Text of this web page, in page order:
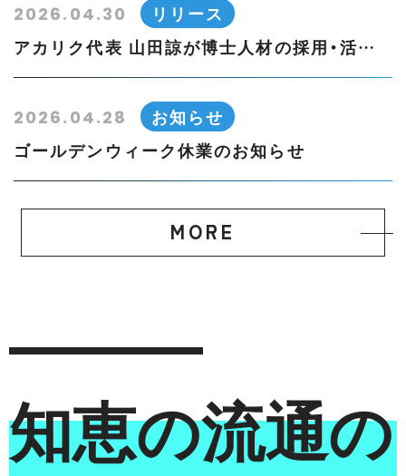
2026.04.30
リリース
アカリク代表 山田諒が博士人材の採用・活用に関する実践知をまとめた書籍を刊行
2026.04.28
お知らせ
ゴールデンウィーク休業のお知らせ
MORE
知恵の流通の